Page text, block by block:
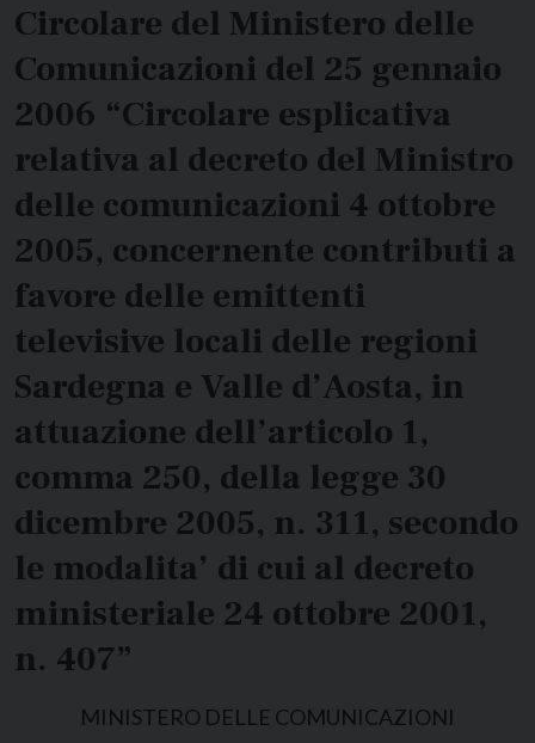
Circolare del Ministero delle
Comunicazioni del 25 gennaio
2006 “Circolare esplicativa
relativa al decreto del Ministro
delle comunicazioni 4 ottobre
2005, concernente contributi a
favore delle emittenti
televisive locali delle regioni
Sardegna e Valle d’Aosta, in
attuazione dell’articolo 1,
comma 250, della legge 30
dicembre 2005, n. 311, secondo
le modalita’ di cui al decreto
ministeriale 24 ottobre 2001,
n. 407”
MINISTERO DELLE COMUNICAZIONI